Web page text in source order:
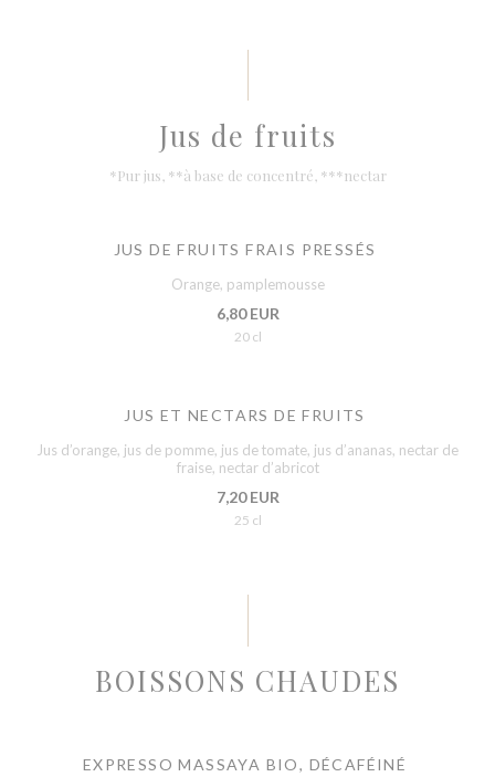
Jus de fruits
*Pur jus, **à base de concentré, ***nectar
JUS DE FRUITS FRAIS PRESSÉS
Orange, pamplemousse
6,80 EUR
20 cl
JUS ET NECTARS DE FRUITS
Jus d’orange, jus de pomme, jus de tomate, jus d’ananas, nectar de
fraise, nectar d’abricot
7,20 EUR
25 cl
BOISSONS CHAUDES
EXPRESSO MASSAYA BIO, DÉCAFÉINÉ